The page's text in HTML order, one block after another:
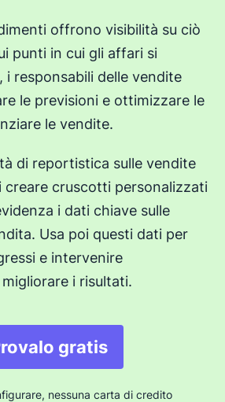
offrono visibilità su ciò
punti in cui gli affari si
i responsabili delle vendite
le previsioni e ottimizzare le
le vendite.
di reportistica sulle vendite
creare cruscotti personalizzati
i dati chiave sulle
Usa poi questi dati per
e intervenire
i risultati.
gratis
nessuna carta di credito